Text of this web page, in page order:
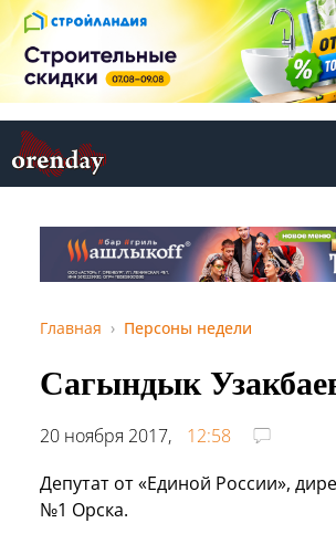
Главная Персоны недели
Сагындык
20 ноября 2017,
12:58
Депутат от «Единой России»,
№1 Орска.